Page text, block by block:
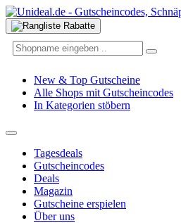
New & Top Gutscheine
Alle Shops mit Gutscheincodes
In Kategorien stöbern
Tagesdeals
Gutscheincodes
Deals
Magazin
Gutscheine erspielen
Über uns